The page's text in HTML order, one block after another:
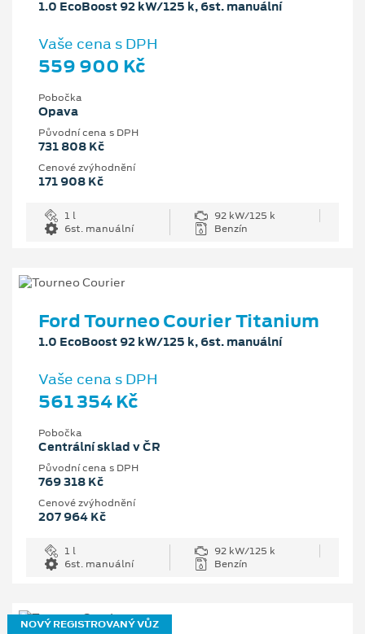
1.0 EcoBoost 92 kW/125 k, 6st. manuální
Vaše cena s DPH
559 900 Kč
Pobočka
Opava
Původní cena s DPH
731 808 Kč
Cenové zvýhodnění
171 908 Kč
1 l
92 kW/125 k
6st. manuální
Benzín
Ford Tourneo Courier Titanium
1.0 EcoBoost 92 kW/125 k, 6st. manuální
Vaše cena s DPH
561 354 Kč
Pobočka
Centrální sklad v ČR
Původní cena s DPH
769 318 Kč
Cenové zvýhodnění
207 964 Kč
1 l
92 kW/125 k
6st. manuální
Benzín
NOVÝ REGISTROVANÝ VŮZ